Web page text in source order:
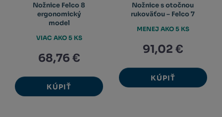
Nožnice Felco 8
ergonomický
model
68,76 €
KÚPIŤ
VIAC AKO 5 KS
Nožnice s otočnou
rukoväťou – Felco 7
91,02 €
KÚPIŤ
MENEJ AKO 5 KS